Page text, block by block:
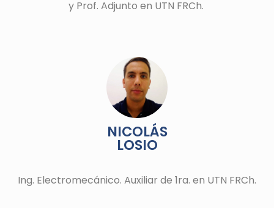
y Prof. Adjunto en UTN FRCh.
NICOLÁS
LOSIO
Ing. Electromecánico. Auxiliar de 1ra. en UTN FRCh.